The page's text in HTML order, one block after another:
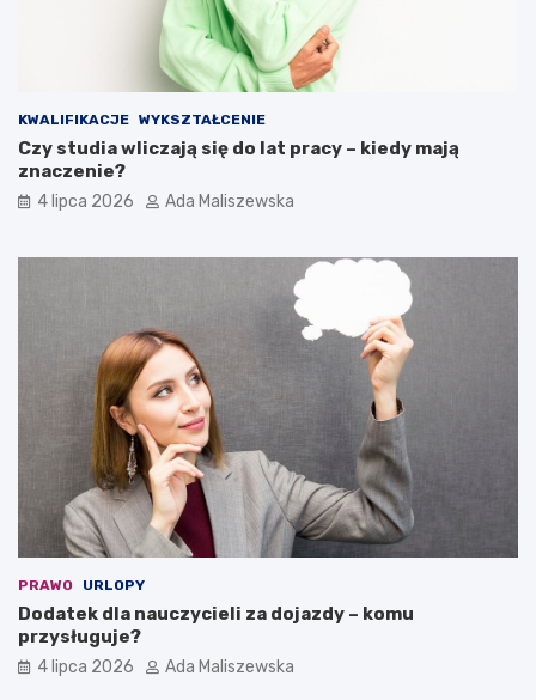
KWALIFIKACJE WYKSZTAŁCENIE
Czy studia wliczają się do lat pracy – kiedy mają
znaczenie?
4 lipca 2026 Ada Maliszewska
PRAWO URLOPY
Dodatek dla nauczycieli za dojazdy – komu
przysługuje?
4 lipca 2026 Ada Maliszewska